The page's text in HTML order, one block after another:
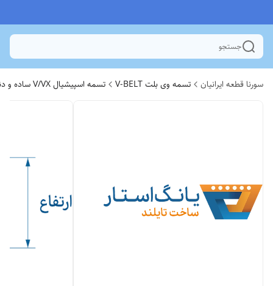
جستجو
سورنا قطعه ایرانیان تسمه وی بلت V-BELT تسمه اسپیشیال V/VX ساده و دنده ای